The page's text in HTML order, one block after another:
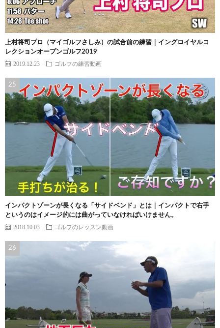
上村将司プロ（マイゴルフさしみ）の試合前の練習｜イングロイヤルコ
レクションオープンゴルフ2019
2019.12.23 ゴルフの練習動画
インパクトゾーンが長くなる「サイドベンド」とは｜インパクトで右手
というのはイメージ的には曲がっていなければいけません。
2018.10.03 ゴルフのレッスン動画